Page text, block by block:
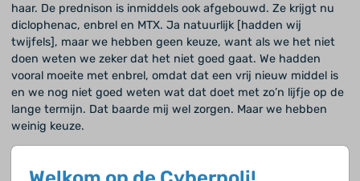
haar. De prednison is inmiddels ook afgebouwd. Ze krijgt nu
diclophenac, enbrel en MTX. Ja natuurlijk [hadden wij
twijfels], maar we hebben geen keuze, want als we het niet
doen weten we zeker dat het niet goed gaat. We hadden
vooral moeite met enbrel, omdat dat een vrij nieuw middel is
en we nog niet goed weten wat dat doet met zo’n lijfje op de
lange termijn. Dat baarde mij wel zorgen. Maar we hebben
weinig keuze.